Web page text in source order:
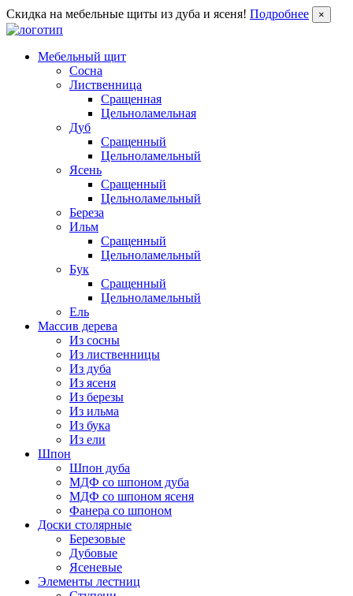
Скидка на мебельные щиты из дуба и ясеня! Подробнее ×
Мебельный щит
Сосна
Лиственница
Сращенная
Цельноламельная
Дуб
Сращенный
Цельноламельный
Ясень
Сращенный
Цельноламельный
Береза
Ильм
Сращенный
Цельноламельный
Бук
Сращенный
Цельноламельный
Ель
Массив дерева
Из сосны
Из лиственницы
Из дуба
Из ясеня
Из березы
Из ильма
Из бука
Из ели
Шпон
Шпон дуба
МДФ со шпоном дуба
МДФ со шпоном ясеня
Фанера со шпоном
Доски столярные
Березовые
Дубовые
Ясеневые
Элементы лестниц